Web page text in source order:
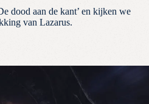
dood aan de kant’ en kijken we
van Lazarus.